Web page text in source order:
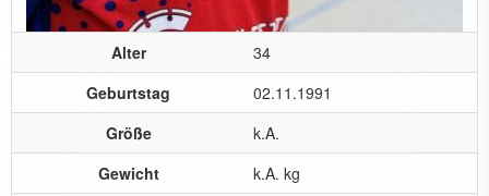
Alter
34
Geburtstag
02.11.1991
Größe
k.A.
Gewicht
k.A. kg